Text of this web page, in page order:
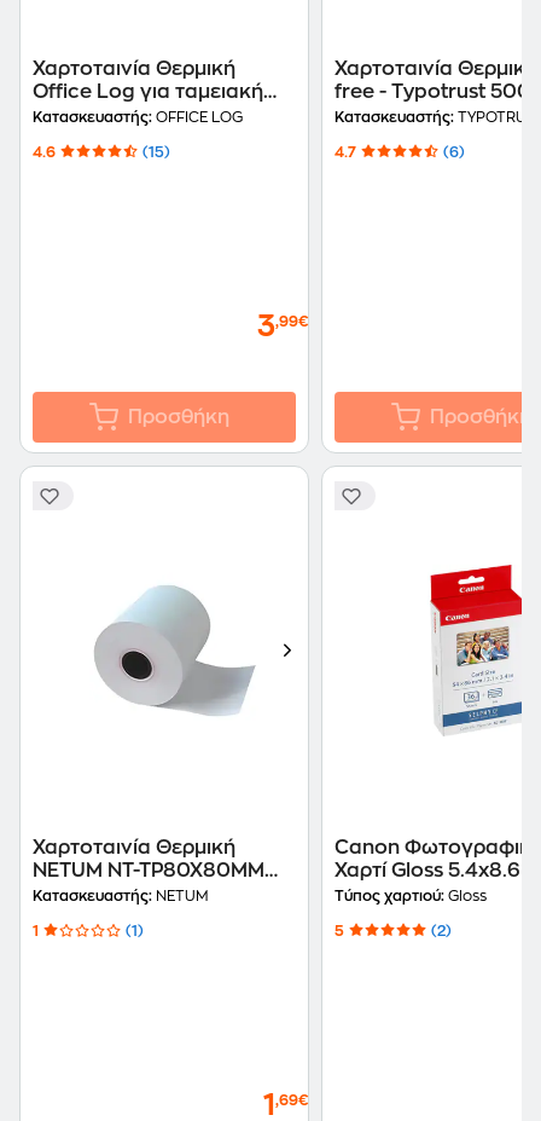
Χαρτοταινία Θερμική
Office Log για ταμειακή
μηχανή 57 x 40 mm 15 m -
Κατασκευαστής: OFFICE LOG
4.6 (15)
3,99€
Προσθήκη
Χαρτοταινία Θερμική
free - Typotrust
57x40mm 14m -
Κατασκευαστής:
4.7 (6)
Προσθήκη
Χαρτοταινία Θερμική
NETUM NT-TP80X80MM
50m
Κατασκευαστής: NETUM
1 (1)
1 ,69€
Canon
Χαρτί Gloss 5.4x8.6
gr/m² για Thermal
Τύπος χαρτιού: Gloss
5 (2)